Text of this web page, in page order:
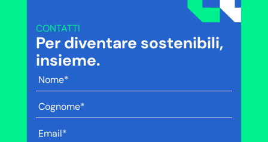
CONTATTI
Per diventare sostenibili,
insieme.